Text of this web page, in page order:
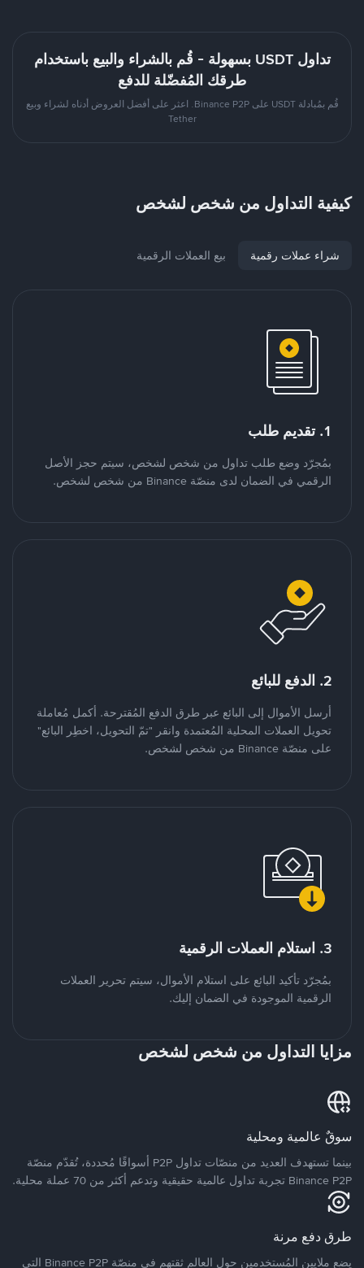
تداول USDT بسهولة - قُم بالشراء والبيع باستخدام
طرقك المُفضّلة للدفع
قُم بمُبادلة USDT على Binance P2P. اعثر على أفضل العروض أدناه لشراء وبيع
Tether
كيفية التداول من شخص لشخص
شراء عملات رقمية بيع العملات الرقمية
1. تقديم طلب
بمُجرّد وضع طلب تداول من شخص لشخص، سيتم حجز الأصل
الرقمي في الضمان لدى منصّة Binance من شخص لشخص.
2. الدفع للبائع
أرسل الأموال إلى البائع عبر طرق الدفع المُقترحة. أكمل مُعاملة
تحويل العملات المحلية المُعتمدة وانقر "تمّ التحويل، اخطِر البائع"
على منصّة Binance من شخص لشخص.
3. استلام العملات الرقمية
بمُجرّد تأكيد البائع على استلام الأموال، سيتم تحرير العملات
الرقمية الموجودة في الضمان إليك.
مزايا التداول من شخص لشخص
سوقٌ عالمية ومحلية
بينما تستهدف العديد من منصّات تداول P2P أسواقًا مُحددة، تُقدّم منصّة
Binance P2P تجربة تداول عالمية حقيقية وتدعم أكثر من 70 عملة محلية.
طرق دفع مرنة
يضع ملايين المُستخدمين حول العالم ثقتهم في منصّة Binance P2P التي